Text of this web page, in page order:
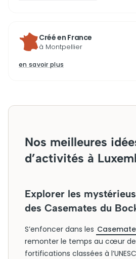
Créé en France
à Montpellier
en savoir plus
Nos meilleures
d’activités à
Explorer les
des Casemates du
S’enfoncer dans les
remonter le temps au cœur
fortifications classées à